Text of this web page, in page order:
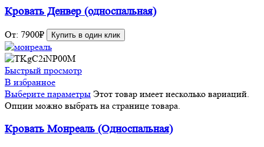
Кровать Денвер (односпальная)
От: 7900₽ Купить в один клик
Быстрый просмотр
В избранное
Выберите параметры Этот товар имеет несколько вариаций.
Опции можно выбрать на странице товара.
Кровать Монреаль (Односпальная)